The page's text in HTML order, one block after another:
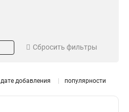
для кабеля
Сбросить фильтры
дате добавления популярности